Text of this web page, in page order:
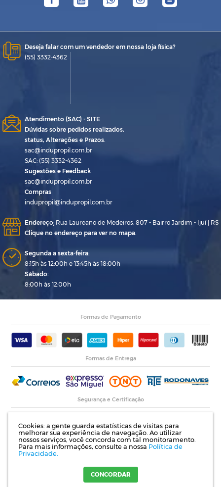
Cookies: a gente guarda estatísticas de visitas para
melhorar sua experiência de navegação. Ao utilizar
nossos serviços, você concorda com tal monitoramento.
Para mais informações, consulte a nossa Política de
Privacidade.
CONCORDAR
Deseja falar com um vendedor em nossa loja física?
(55) 3332-4362
Atendimento (SAC) - SITE
Dúvidas sobre pedidos realizados,
status, Alterações e Prazos.
sac@indupropil.com.br
SAC: (55) 3332-4362
Sugestões e Feedback
sac@indupropil.com.br
Compras
indupropil@indupropil.com.br
Endereço: Rua Laureano de Medeiros, 807 - Bairro Jardim - Ijuí | RS
Clique no endereço para ver no mapa.
Segunda a sexta-feira:
8:15h às 12:00h e 13:45h às 18:00h
Sábado:
8:00h às 12:00h
Formas de Pagamento
Formas de Entrega
Segurança e Certificação
Razão Social: Indupropil Indústria e Comércio Ltda | CNPJ: 00.774.194/0001-82 |
Rodovia RS 155, Km 1 esq. Rua Laureano de Medeiros, 782- Ijuí | RS